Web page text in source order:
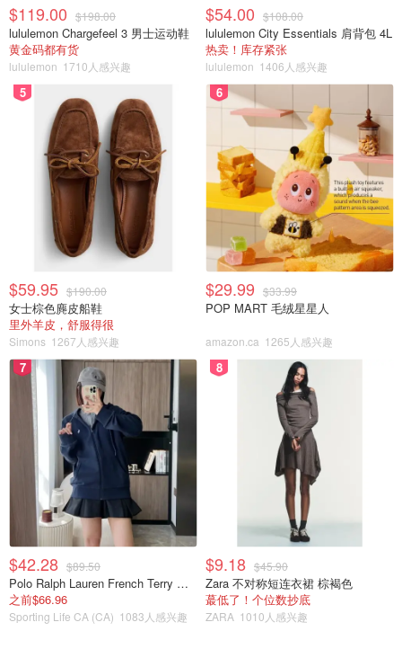
$119.00 $198.00
lululemon Chargefeel 3 男士运动鞋
黄金码都有货
lululemon 1710人感兴趣
$54.00 $108.00
lululemon City Essentials 肩背包 4L
热卖！库存紧张
lululemon 1406人感兴趣
5
$59.95 $190.00
女士棕色麂皮船鞋
里外羊皮，舒服得很
Simons 1267人感兴趣
6
$29.99 $33.99
POP MART 毛绒星星人
amazon.ca 1265人感兴趣
7
$42.28 $89.50
Polo Ralph Lauren French Terry 女童连帽卫衣 7-16码
之前$66.96
Sporting Life CA (CA) 1083人感兴趣
8
$9.18 $45.90
Zara 不对称短连衣裙 棕褐色
蕞低了！个位数抄底
ZARA 1010人感兴趣